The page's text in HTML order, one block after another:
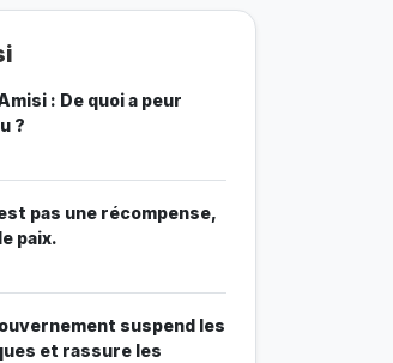
: De quoi a peur
?
pas une récompense,
paix.
suspend les
et rassure les